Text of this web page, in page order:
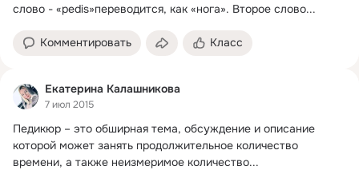
слово - «pedis»переводится, как «нога». Второе слово...
Комментировать Класс
Екатерина Калашникова
7 июл 2015
Педикюр – это обширная тема, обсуждение и описание
которой может занять продолжительное количество
времени, а также неизмеримое количество...